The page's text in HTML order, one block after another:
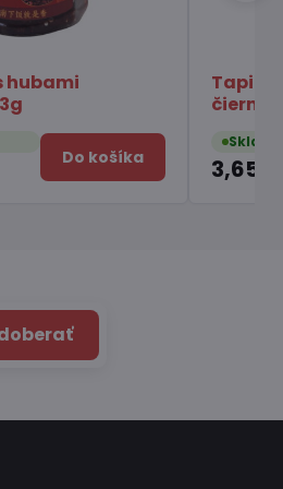
perly s príchuťou
cukru 250g
Do košíka